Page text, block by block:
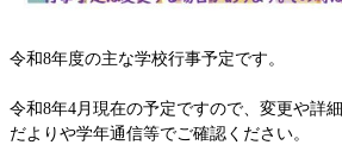
令和8年度の主な学校行事予定です。
令和8年4月現在の予定ですので、変更や詳
だよりや学年通信等でご確認ください。